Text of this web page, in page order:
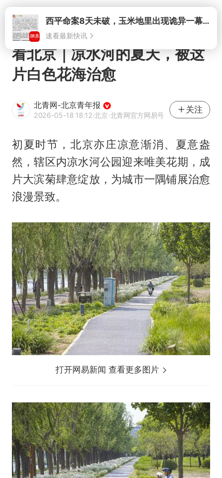
打开
看北京｜凉水河的夏天，被这
片白色花海治愈
北青网-北京青年报
2026-05-18 18:12·北京·北青网官方网易号
关注
初夏时节，北京亦庄凉意渐消、夏意盎
然，辖区内凉水河公园迎来唯美花期，成
片大滨菊肆意绽放，为城市一隅铺展治愈
浪漫景致。
打开网易新闻 查看更多图片